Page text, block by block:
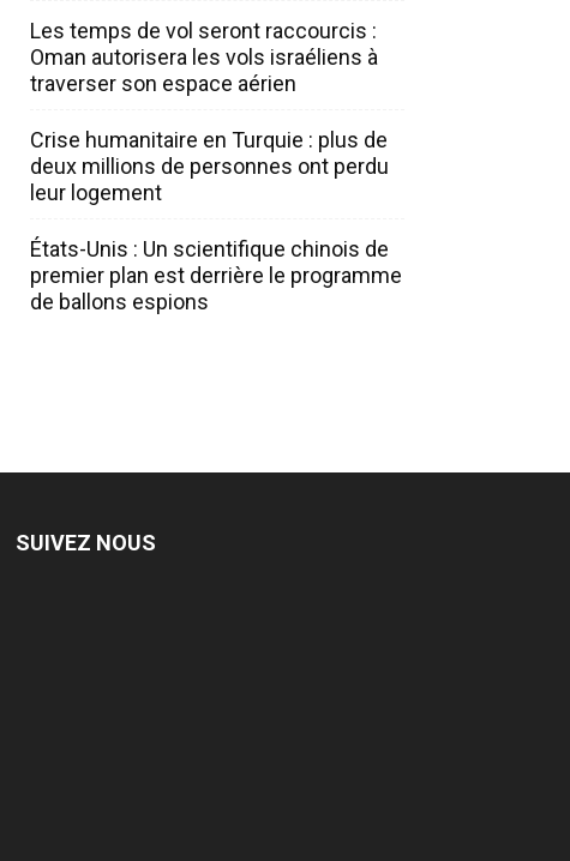
Les temps de vol seront raccourcis :
Oman autorisera les vols israéliens à
traverser son espace aérien
Crise humanitaire en Turquie : plus de
deux millions de personnes ont perdu
leur logement
États-Unis : Un scientifique chinois de
premier plan est derrière le programme
de ballons espions
SUIVEZ NOUS